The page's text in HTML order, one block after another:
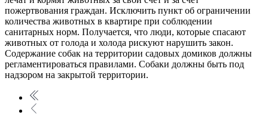
пожертвования граждан. Исключить пункт об ограничении
количества животных в квартире при соблюдении
санитарных норм. Получается, что люди, которые спасают
животных от голода и холода рискуют нарушить закон.
Содержание собак на территории садовых домиков должны
регламентироваться правилами. Собаки должны быть под
надзором на закрытой территории.